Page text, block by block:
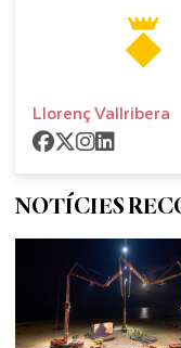
Llorenç Vallribera
NOTÍCIES